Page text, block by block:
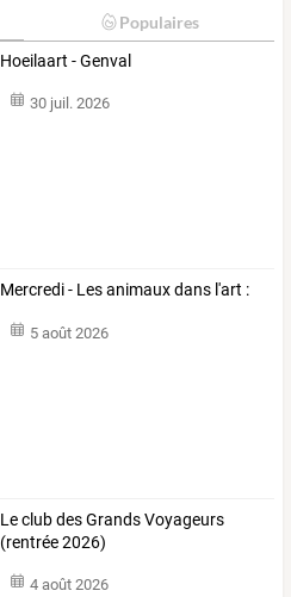
Populaires
Hoeilaart - Genval
30 juil. 2026
Mercredi - Les animaux dans l'art :
5 août 2026
Le club des Grands Voyageurs
(rentrée 2026)
4 août 2026